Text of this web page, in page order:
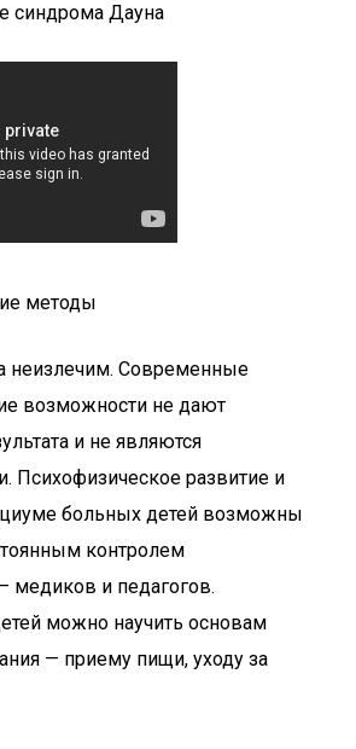
синдрома Дауна
методы
неизлечим. Современные
возможности не дают
и не являются
Психофизическое развитие и
больных детей возможны
контролем
медиков и педагогов.
можно научить основам
— приему пищи, уходу за